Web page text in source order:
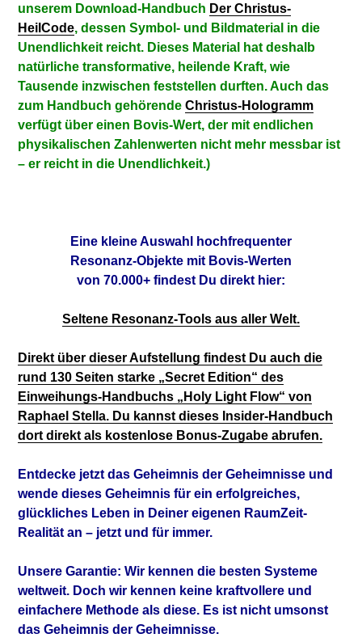
unserem Download-Handbuch Der Christus-
HeilCode, dessen Symbol- und Bildmaterial in die
Unendlichkeit reicht. Dieses Material hat deshalb
natürliche transformative, heilende Kraft, wie
Tausende inzwischen feststellen durften. Auch das
zum Handbuch gehörendeChristus-Hologramm
verfügt über einen Bovis-Wert, der mit endlichen
physikalischen Zahlenwerten nicht mehr messbar ist
– er reicht in die Unendlichkeit.)
Eine kleine Auswahl hochfrequenter
Resonanz-Objekte mit Bovis-Werten
von 70.000+ findest Du direkt hier:
Seltene Resonanz-Tools aus aller Welt.
Direkt über dieser Aufstellung findest Du auch die
rund 130 Seiten starke „Secret Edition“ des
Einweihungs-Handbuchs „Holy Light Flow“ von
Raphael Stella. Du kannst dieses Insider-Handbuch
dort direkt als kostenlose Bonus-Zugabe abrufen.
Entdecke jetzt das Geheimnis der Geheimnisse und
wende dieses Geheimnis für ein erfolgreiches,
glückliches Leben in Deiner eigenen RaumZeit-
Realität an – jetzt und für immer.
Unsere Garantie: Wir kennen die besten Systeme
weltweit. Doch wir kennen keine kraftvollere und
einfachere Methode als diese. Es ist nicht umsonst
das Geheimnis der Geheimnisse.